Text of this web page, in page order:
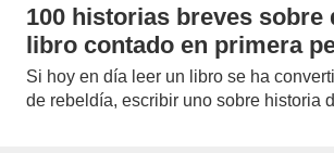
100 historias breves sobre
libro contado en primera
Si hoy en día leer un libro se ha
de rebeldía, escribir uno sobre historia